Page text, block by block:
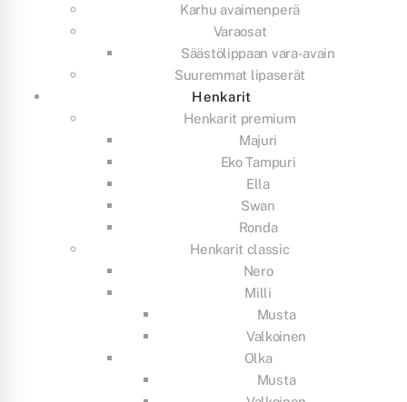
Karhu avaimenperä
Varaosat
Säästölippaan vara-avain
Suuremmat lipaserät
Henkarit
Henkarit premium
Majuri
Eko Tampuri
Ella
Swan
Ronda
Henkarit classic
Nero
Milli
Musta
Valkoinen
Olka
Musta